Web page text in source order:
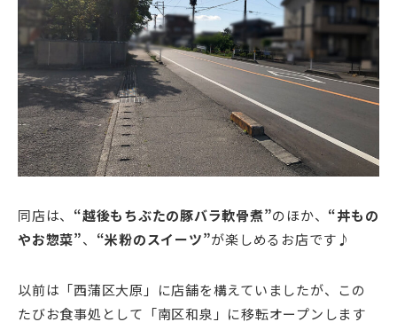
同店は、 “越後もちぶたの豚バラ軟骨煮”のほか、 “丼もの
やお惣菜”、 “米粉のスイーツ”が楽しめるお店です♪
以前は「西蒲区大原」に店舗を構えていましたが、この
たびお食事処として「南区和泉」に移転オープンします